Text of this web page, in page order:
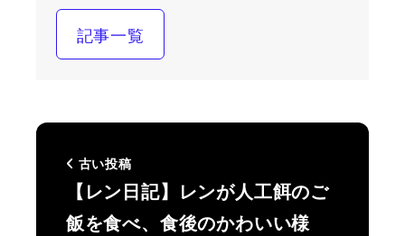
記事一覧
古い投稿
【レン日記】レンが人工餌のご
飯を食べ、食後のかわいい様